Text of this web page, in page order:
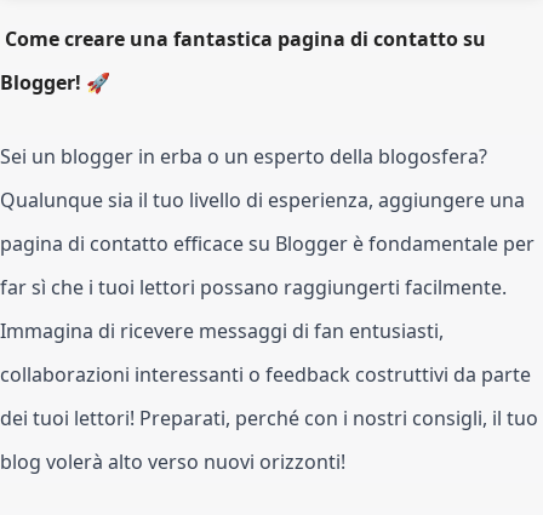
Come creare una fantastica pagina di contatto su
Blogger! 🚀
Sei un blogger in erba o un esperto della blogosfera?
Qualunque sia il tuo livello di esperienza, aggiungere una
pagina di contatto efficace su Blogger è fondamentale per
far sì che i tuoi lettori possano raggiungerti facilmente.
Immagina di ricevere messaggi di fan entusiasti,
collaborazioni interessanti o feedback costruttivi da parte
dei tuoi lettori! Preparati, perché con i nostri consigli, il tuo
blog volerà alto verso nuovi orizzonti!